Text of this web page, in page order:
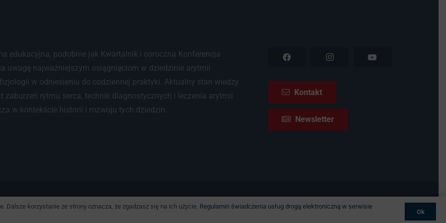
edukacyjna, podobnie jak Kwartalnik i coroczna Konferencja
uwagę najważniejszym osiągnięciom w dziedzinie arytmii
w odniesieniu do codziennej praktyki. Aktualny stan wiedzy
zaburzeń rytmu serca, technik diagnostycznych i leczenia arytmii
w kontekście historii i rozwoju tych dziedzin.
Kontakt
Newsletter
świadczenia usług drogą elektroniczną w serwisie www.wdobrymrytmie.pl
korzystanie ze strony oznacza, że zgadzasz się na ich użycie. Regulamin świadczenia usług drogą elektroniczną w serwisie
Ok